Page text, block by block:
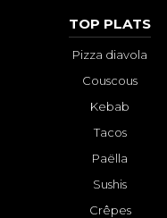
TOP PLATS
Pizza diavola
Couscous
Kebab
Tacos
Paëlla
Sushis
Crêpes